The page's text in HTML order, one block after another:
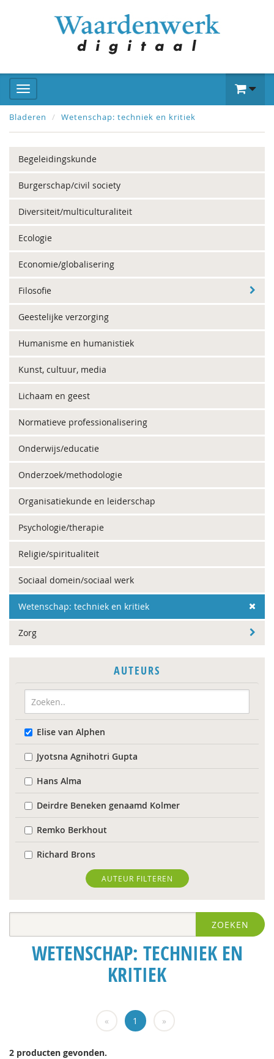
Bladeren Wetenschap: techniek en kritiek
Begeleidingskunde
Burgerschap/civil society
Diversiteit/multiculturaliteit
Ecologie
Economie/globalisering
Filosofie
Geestelijke verzorging
Humanisme en humanistiek
Kunst, cultuur, media
Lichaam en geest
Normatieve professionalisering
Onderwijs/educatie
Onderzoek/methodologie
Organisatiekunde en leiderschap
Psychologie/therapie
Religie/spiritualiteit
Sociaal domein/sociaal werk
Wetenschap: techniek en kritiek
Zorg
AUTEURS
Elise van Alphen
Jyotsna Agnihotri Gupta
Hans Alma
Deirdre Beneken genaamd Kolmer
Remko Berkhout
Richard Brons
Ria Brouwers
Laura Capitaine
Bram De Jonge
Frederique Demeijer
Peter Derkx
AUTEUR FILTEREN
ZOEKEN
WETENSCHAP: TECHNIEK EN
KRITIEK
« 1 »
2 producten gevonden.